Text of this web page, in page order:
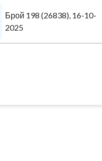
Брой 198 (26838), 16-10-
2025